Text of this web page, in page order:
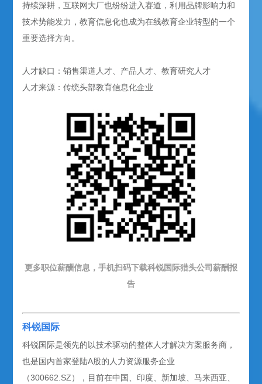
持续深耕，互联网大厂也纷纷进入赛道，利用品牌影响力和
技术势能发力，教育信息化也成为在线教育企业转型的一个
重要选择方向。
人才缺口：销售渠道人才、产品人才、教育研究人才
人才来源：传统头部教育信息化企业
更多职位薪酬信息，手机扫码下载科锐国际猎头公司薪酬报
告
科锐国际
科锐国际是领先的以技术驱动的整体人才解决方案服务商，
也是国内首家登陆A股的人力资源服务企业
（300662.SZ），目前在中国、印度、新加坡、马来西亚、